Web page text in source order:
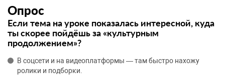
Опрос
Если тема на уроке показалась интересной, куда
ты скорее пойдёшь за «культурным
продолжением»?
В соцсети и на видеоплатформы — там быстро нахожу
ролики и подборки.